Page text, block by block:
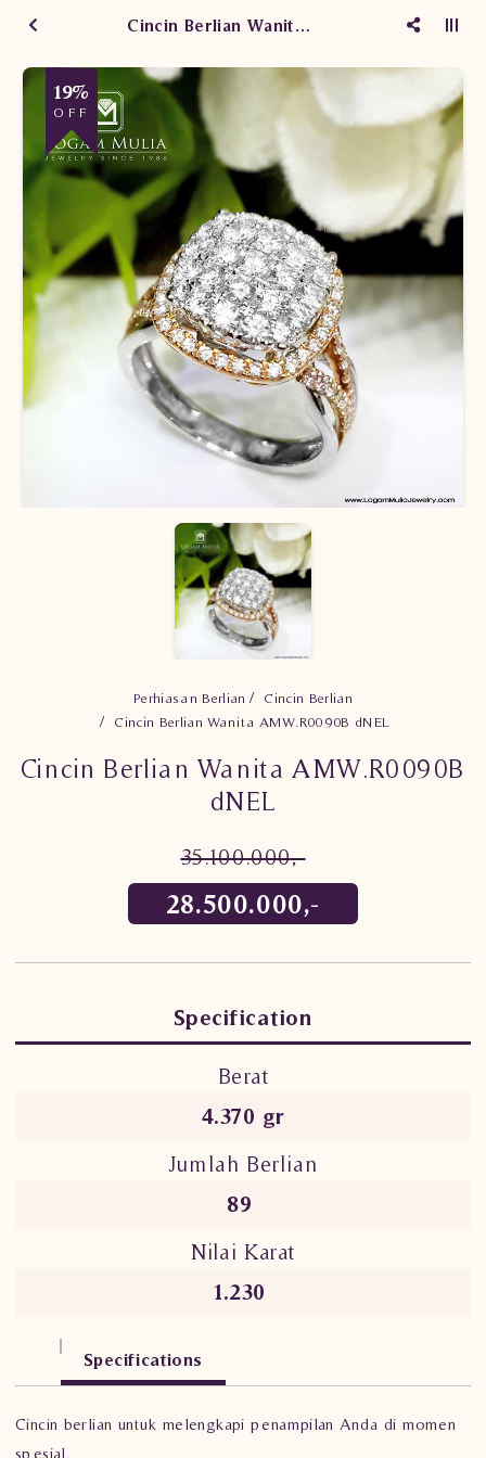
Cincin Berlian Wanita AMW.R0090B dNEL
19%
OFF
Perhiasan Berlian
Cincin Berlian
Cincin Berlian Wanita AMW.R0090B dNEL
Cincin Berlian Wanita AMW.R0090B
dNEL
35.100.000,-
28.500.000,-
Specification
Berat
4.370 gr
Jumlah Berlian
89
Nilai Karat
1.230
Specifications
Cincin berlian untuk melengkapi penampilan Anda di momen
spesial.